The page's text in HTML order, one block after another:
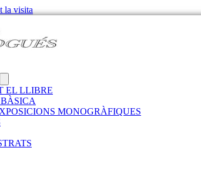
la visita
EL LLIBRE
MONOGRÀFIQUES